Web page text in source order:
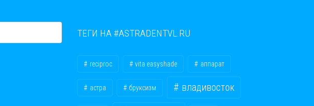
ТЕГИ НА #ASTRADENTVL.RU
reciproc vita easyshade аппарат
астра бруксизм владивосток